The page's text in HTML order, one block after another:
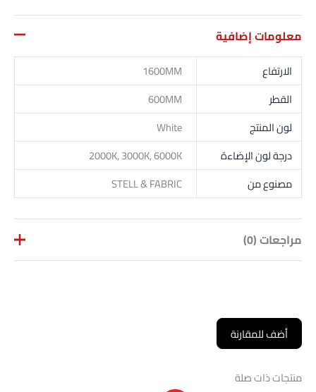
معلومات إضافية
الارتفاع
1600MM
القطر
600MM
لون المنتج
White
درجة لون الإضاءة
2000K, 3000K, 6000K
مصنوع من
STELL & FABRIC
مراجعات (0)
كن أول من يقيم “أجهزه إضاءة معلقة
600MM”
بـ*
أضف للمقارنة
منتجات ذات صلة